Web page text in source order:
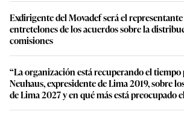
Exdirigente del Movadef será el representante
entretelones de los acuerdos sobre la
comisiones
“La organización está recuperando el tiempo
Neuhaus, expresidente de Lima 2019, sobre
de Lima 2027 y en qué más está preocupado